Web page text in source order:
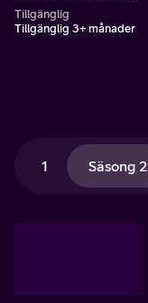
Tillgänglig
Tillgänglig 3+ månader
1 Säsong 2